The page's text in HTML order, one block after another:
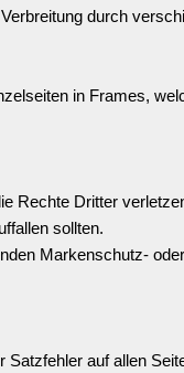
durch
in Frames,
Rechte Dritter
sollten.
Markenschutz-
auf allen